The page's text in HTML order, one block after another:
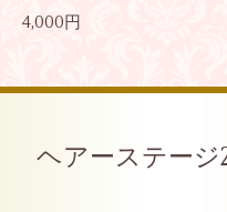
4,000円
ヘアーステージ